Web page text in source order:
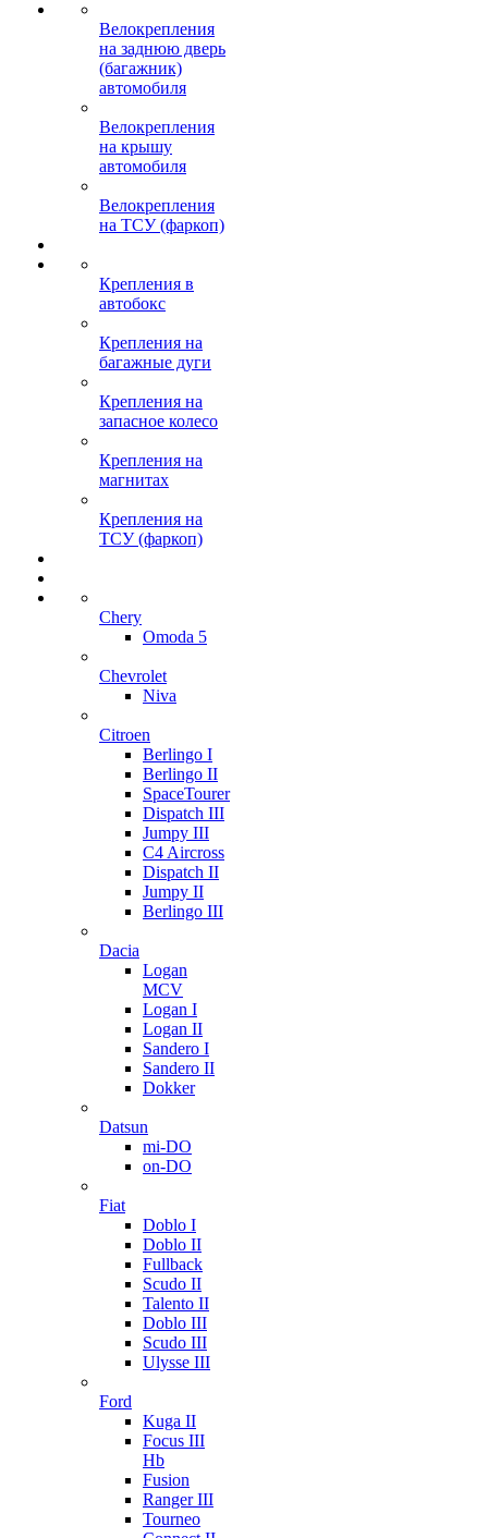
Велокрепления
на заднюю дверь
(багажник)
автомобиля
Велокрепления
на крышу
автомобиля
Велокрепления
на ТСУ (фаркоп)
Крепления в
автобокс
Крепления на
багажные дуги
Крепления на
запасное колесо
Крепления на
магнитах
Крепления на
ТСУ (фаркоп)
Chery
Omoda 5
Chevrolet
Niva
Citroen
Berlingo I
Berlingo II
SpaceTourer
Dispatch III
Jumpy III
C4 Aircross
Dispatch II
Jumpy II
Berlingo III
Dacia
Logan
MCV
Logan I
Logan II
Sandero I
Sandero II
Dokker
Datsun
mi-DO
on-DO
Fiat
Doblo I
Doblo II
Fullback
Scudo II
Talento II
Doblo III
Scudo III
Ulysse III
Ford
Kuga II
Focus III
Hb
Fusion
Ranger III
Tourneo